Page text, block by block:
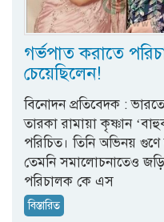
গর্ভপাত করাতে
চেয়েছিলেন!
বিনোদন প্রতিবেদক :
তারকা রামায়া কৃষ্ণান
পরিচিত। তিনি অভিনয়
তেমনি সমালোচনাতেও
পরিচালক কে এস
বিস্তারিত